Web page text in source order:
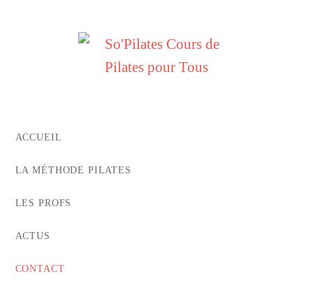
ACCUEIL
LA MÉTHODE PILATES
LES PROFS
ACTUS
CONTACT